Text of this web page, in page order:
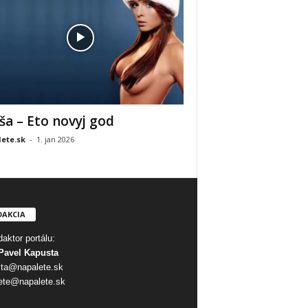
– Eto novyj god
- 1. jan 2026
portálu:
Kapusta